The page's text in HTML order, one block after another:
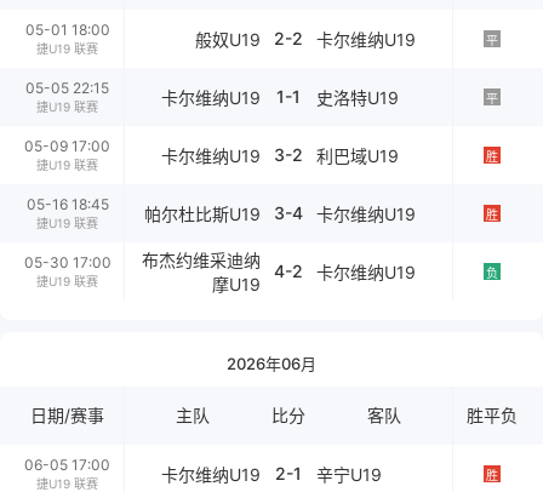
05-01 18:00
捷U19 联赛 般奴U19 2-2 卡尔维纳U19 平
05-05 22:15
捷U19 联赛 卡尔维纳U19 1-1 史洛特U19 平
05-09 17:00
捷U19 联赛 卡尔维纳U19 3-2 利巴域U19 胜
05-16 18:45
捷U19 联赛 帕尔杜比斯U19 3-4 卡尔维纳U19 胜
05-30 17:00
捷U19 联赛
布杰约维采迪纳
摩U19
4-2 卡尔维纳U19 负
2026年06月
日期/赛事 主队 比分 客队 胜平负
06-05 17:00
捷U19 联赛 卡尔维纳U19 2-1 辛宁U19 胜